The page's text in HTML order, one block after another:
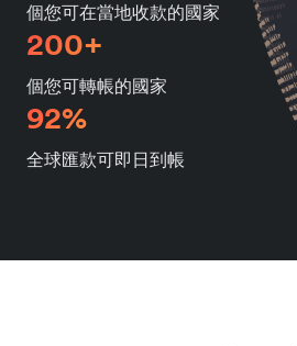
個您可在當地收款的國家
200+
個您可轉帳的國家
92%
全球匯款可即日到帳